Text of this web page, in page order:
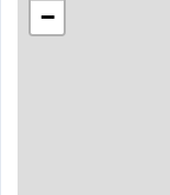
−